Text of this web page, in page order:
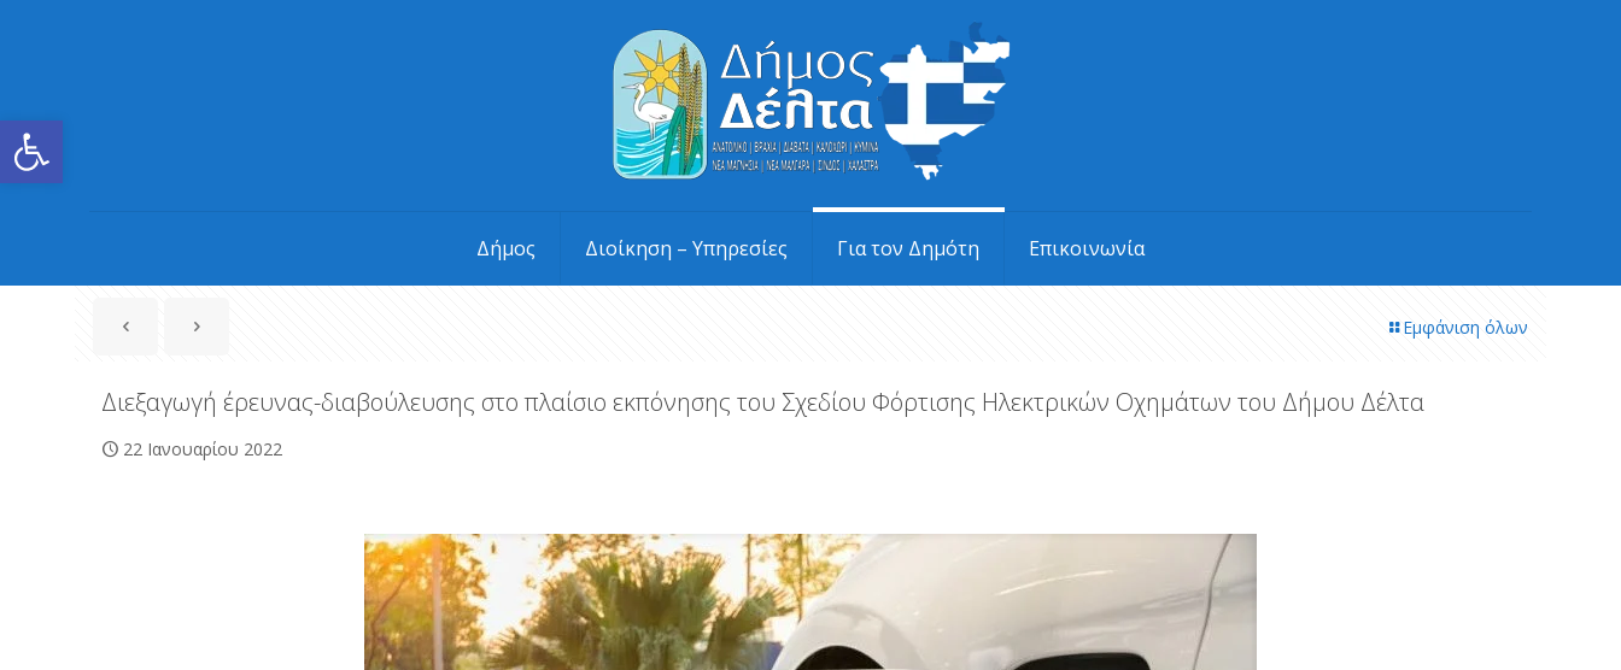
Ανοίξτε τη γραμμή εργαλείων
Δήμος Διοίκηση – Υπηρεσίες Για τον Δημότη Επικοινωνία
Εμφάνιση όλων
Διεξαγωγή έρευνας-διαβούλευσης στο πλαίσιο εκπόνησης του Σχεδίου Φόρτισης Ηλεκτρικών Οχημάτων του Δήμου Δέλτα
22 Ιανουαρίου 2022